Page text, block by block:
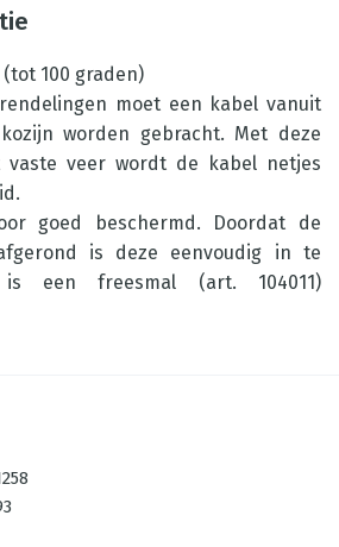
100 graden)
moet een kabel vanuit
worden gebracht. Met deze
vaste veer wordt de kabel netjes
goed beschermd. Doordat de
is deze eenvoudig in te
een freesmal (art. 104011)